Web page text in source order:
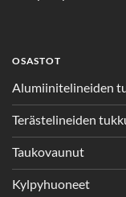
OSASTOT
Alumiinitelineiden
Terästelineiden
Taukovaunut
Kylpyhuoneet